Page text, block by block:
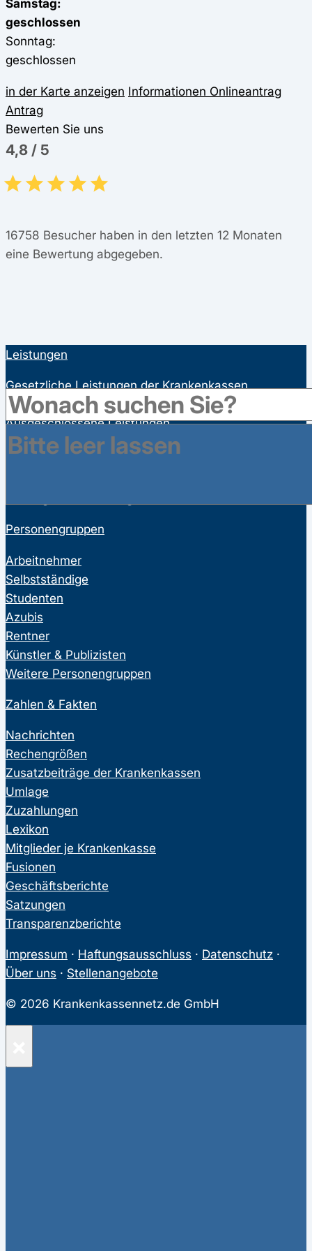
Samstag:
geschlossen
Sonntag:
geschlossen
in der Karte anzeigen Informationen Onlineantrag
Antrag
Bewerten Sie uns
4,8 / 5
16758 Besucher haben in den letzten 12 Monaten
eine Bewertung abgegeben.
Leistungen
Gesetzliche Leistungen der Krankenkassen
Satzungsleistungen der Krankenkassen
Ausgeschlossene Leistungen
Familienversicherung
Personengruppen
Arbeitnehmer
Selbstständige
Studenten
Azubis
Rentner
Künstler & Publizisten
Weitere Personengruppen
Zahlen & Fakten
Nachrichten
Rechengrößen
Zusatzbeiträge der Krankenkassen
Umlage
Zuzahlungen
Lexikon
Mitglieder je Krankenkasse
Fusionen
Geschäftsberichte
Satzungen
Transparenzberichte
Impressum · Haftungsausschluss · Datenschutz ·
Über uns · Stellenangebote
© 2026 Krankenkassennetz.de GmbH